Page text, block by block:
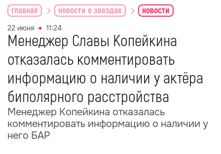
главная новости о звездах новости
22 июня 11:24
Менеджер Славы Копейкина
отказалась комментировать
информацию о наличии у актёра
биполярного расстройства
Менеджер Копейкина отказалась
комментировать информацию о наличии у
него БАР